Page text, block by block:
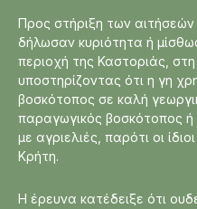
Προς στήριξη των αιτήσεών
δήλωσαν κυριότητα ή
περιοχή της Καστοριάς,
υποστηρίζοντας ότι η γη
βοσκότοπος σε καλή
παραγωγικός βοσκότοπος ή
με αγριελιές, παρότι οι
Κρήτη.
Η έρευνα κατέδειξε ότι